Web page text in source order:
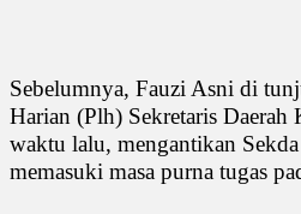
Sebelumnya, Fauzi Asni di
Harian (Plh) Sekretaris Daerah
waktu lalu, mengantikan
memasuki masa purna tugas